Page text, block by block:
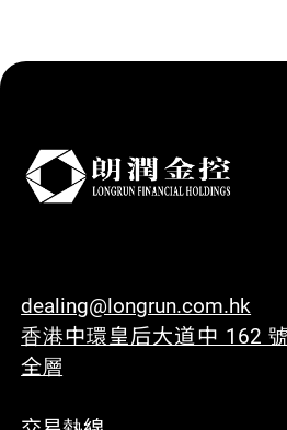
dealing@longrun.com.hk
香港中環皇后大道中 162
全層